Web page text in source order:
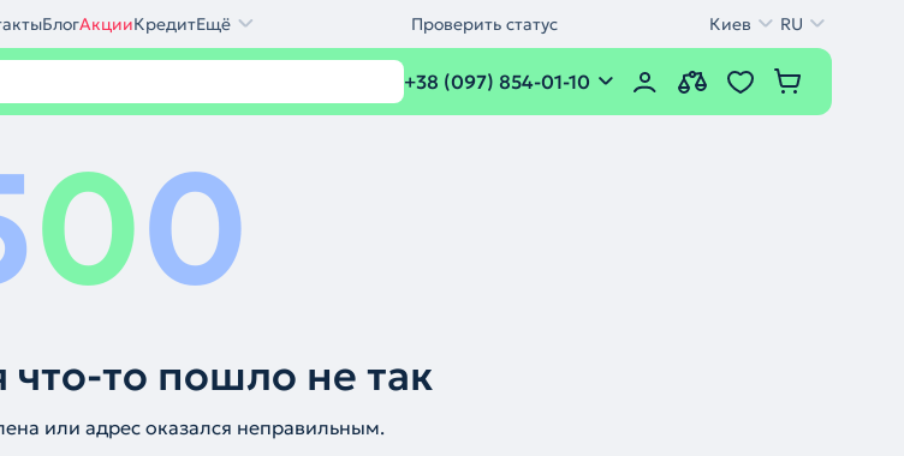
БлогАкцииКредитЕщё Проверить статус Киев RU
+38 (097) 854-01-10
00
что-то пошло не так
или адрес оказался неправильным.